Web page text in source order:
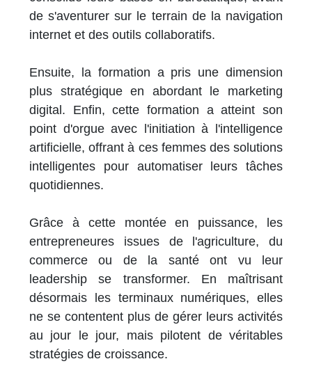
de s'aventurer sur le terrain de la navigation
internet et des outils collaboratifs.
Ensuite, la formation a pris une dimension
plus stratégique en abordant le marketing
digital. Enfin, cette formation a atteint son
point d'orgue avec l'initiation à l'intelligence
artificielle, offrant à ces femmes des solutions
intelligentes pour automatiser leurs tâches
quotidiennes.
Grâce à cette montée en puissance, les
entrepreneures issues de l'agriculture, du
commerce ou de la santé ont vu leur
leadership se transformer. En maîtrisant
désormais les terminaux numériques, elles
ne se contentent plus de gérer leurs activités
au jour le jour, mais pilotent de véritables
stratégies de croissance.